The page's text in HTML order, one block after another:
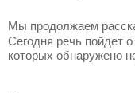
Мы продолжаем
Сегодня речь пойдет
которых обнаружено